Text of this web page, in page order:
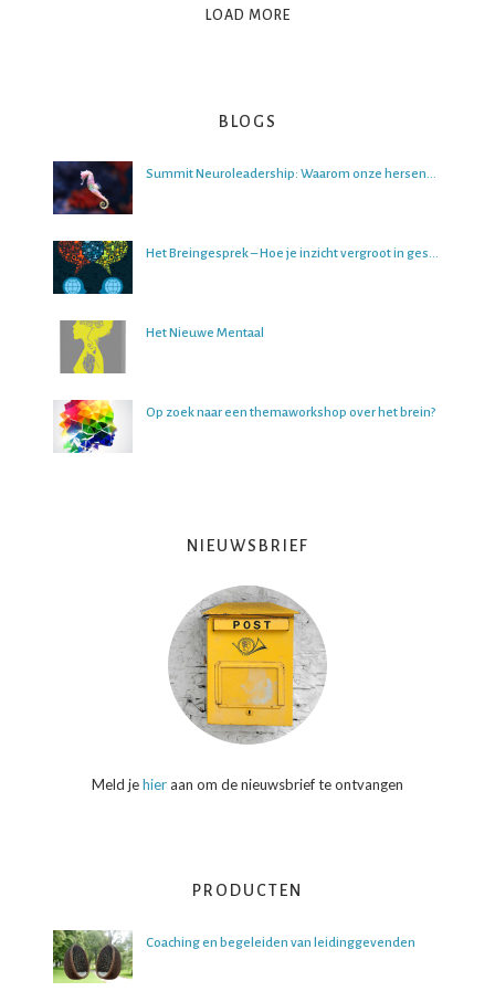
LOAD MORE
BLOGS
Het Nieuwe Mentaal
Op zoek naar een themaworkshop over het brein?
NIEUWSBRIEF
Meld jehieraan om de nieuwsbrief te ontvangen
PRODUCTEN
Coaching en begeleiden van leidinggevenden